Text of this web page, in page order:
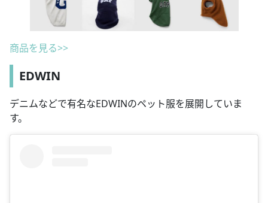
商品を見る>>
EDWIN
デニムなどで有名なEDWINのペット服を展開していま
す。